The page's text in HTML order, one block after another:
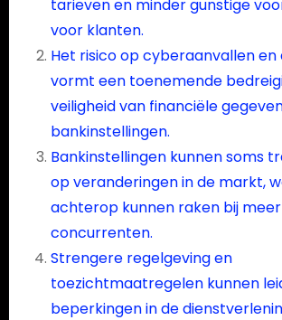
tarieven en minder gunstige
voor klanten.
Het risico op cyberaanvallen
vormt een toenemende
veiligheid van financiële
bankinstellingen.
Bankinstellingen kunnen soms
op veranderingen in de markt,
achterop kunnen raken bij
concurrenten.
Strengere regelgeving en
toezichtmaatregelen kunnen
beperkingen in de